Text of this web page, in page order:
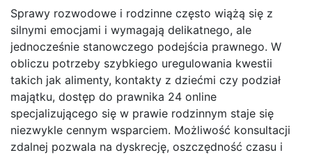
Sprawy rozwodowe i rodzinne często wiążą się z
silnymi emocjami i wymagają delikatnego, ale
jednocześnie stanowczego podejścia prawnego. W
obliczu potrzeby szybkiego uregulowania kwestii
takich jak alimenty, kontakty z dziećmi czy podział
majątku, dostęp do prawnika 24 online
specjalizującego się w prawie rodzinnym staje się
niezwykle cennym wsparciem. Możliwość konsultacji
zdalnej pozwala na dyskrecję, oszczędność czasu i